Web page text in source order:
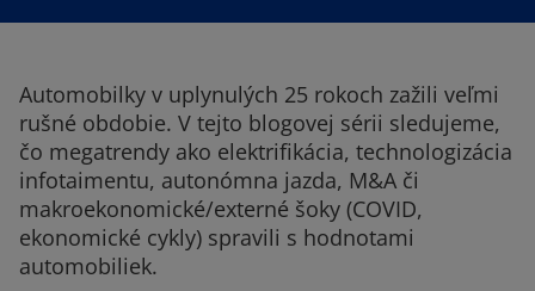
t
a
b
t
a
b
Automobilky v uplynulých 25 rokoch zažili veľmi
rušné obdobie. V tejto blogovej sérii sledujeme,
čo megatrendy ako elektrifikácia, technologizácia
infotaimentu, autonómna jazda, M&A či
makroekonomické/externé šoky (COVID,
ekonomické cykly) spravili s hodnotami
automobiliek.